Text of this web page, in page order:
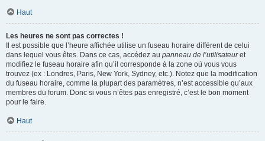
Haut
Les heures ne sont pas correctes !
Il est possible que l’heure affichée utilise un fuseau horaire différent de celui
dans lequel vous êtes. Dans ce cas, accédez au panneau de l’utilisateuret
modifiez le fuseau horaire afin qu’il corresponde à la zone où vous vous
trouvez (ex : Londres, Paris, New York, Sydney, etc.). Notez que la modification
du fuseau horaire, comme la plupart des paramètres, n’est accessible qu’aux
membres du forum. Donc si vous n’êtes pas enregistré, c’est le bon moment
pour le faire.
Haut